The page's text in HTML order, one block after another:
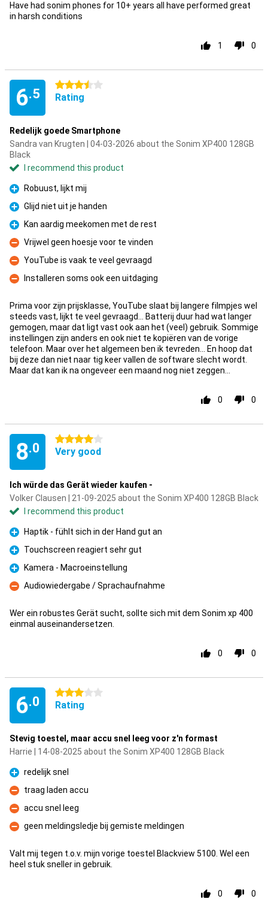
Have had sonim phones for 10+ years all have performed great
in harsh conditions
1 0
6.5
3.5 stars
Rating
Redelijk goede Smartphone
Sandra van Krugten | 04-03-2026 about the Sonim XP400 128GB
Black
I recommend this product
Pro
Robuust, lijkt mij
Pro
Glijd niet uit je handen
Pro
Kan aardig meekomen met de rest
Con
Vrijwel geen hoesje voor te vinden
Con
YouTube is vaak te veel gevraagd
Con
Installeren soms ook een uitdaging
Prima voor zijn prijsklasse, YouTube slaat bij langere filmpjes wel
steeds vast, lijkt te veel gevraagd... Batterij duur had wat langer
gemogen, maar dat ligt vast ook aan het (veel) gebruik. Sommige
instellingen zijn anders en ook niet te kopiëren van de vorige
telefoon. Maar over het algemeen ben ik tevreden... En hoop dat
bij deze dan niet naar tig keer vallen de software slecht wordt.
Maar dat kan ik na ongeveer een maand nog niet zeggen...
0 0
8.0
4 stars
Very good
Ich würde das Gerät wieder kaufen -
Volker Clausen | 21-09-2025 about the Sonim XP400 128GB Black
I recommend this product
Pro
Haptik - fühlt sich in der Hand gut an
Pro
Touchscreen reagiert sehr gut
Pro
Kamera - Macroeinstellung
Con
Audiowiedergabe / Sprachaufnahme
Wer ein robustes Gerät sucht, sollte sich mit dem Sonim xp 400
einmal auseinandersetzen.
0 0
6.0
3 stars
Rating
Stevig toestel, maar accu snel leeg voor z'n formast
Harrie | 14-08-2025 about the Sonim XP400 128GB Black
Pro
redelijk snel
Con
traag laden accu
Con
accu snel leeg
Con
geen meldingsledje bij gemiste meldingen
Valt mij tegen t.o.v. mijn vorige toestel Blackview 5100. Wel een
heel stuk sneller in gebruik.
0 0